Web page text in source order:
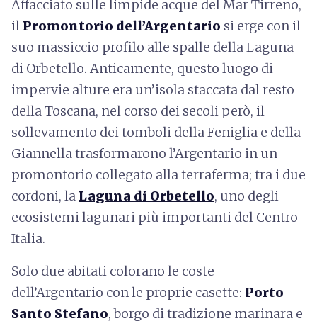
Affacciato sulle limpide acque del Mar Tirreno,
il Promontorio dell’Argentario si erge con il
suo massiccio profilo alle spalle della Laguna
di Orbetello. Anticamente, questo luogo di
impervie alture era un’isola staccata dal resto
della Toscana, nel corso dei secoli però, il
sollevamento dei tomboli della Feniglia e della
Giannella trasformarono l’Argentario in un
promontorio collegato alla terraferma; tra i due
cordoni, la Laguna di Orbetello, uno degli
ecosistemi lagunari più importanti del Centro
Italia.
Solo due abitati colorano le coste
dell’Argentario con le proprie casette: Porto
Santo Stefano, borgo di tradizione marinara e